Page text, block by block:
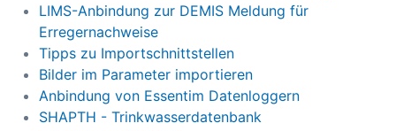
LIMS-Anbindung zur DEMIS Meldung für
Erregernachweise
Tipps zu Importschnittstellen
Bilder im Parameter importieren
Anbindung von Essentim Datenloggern
SHAPTH - Trinkwasserdatenbank